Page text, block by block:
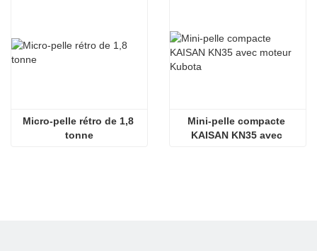
Micro-pelle rétro de 1,8
tonne
Mini-pelle compacte
KAISAN KN35 avec